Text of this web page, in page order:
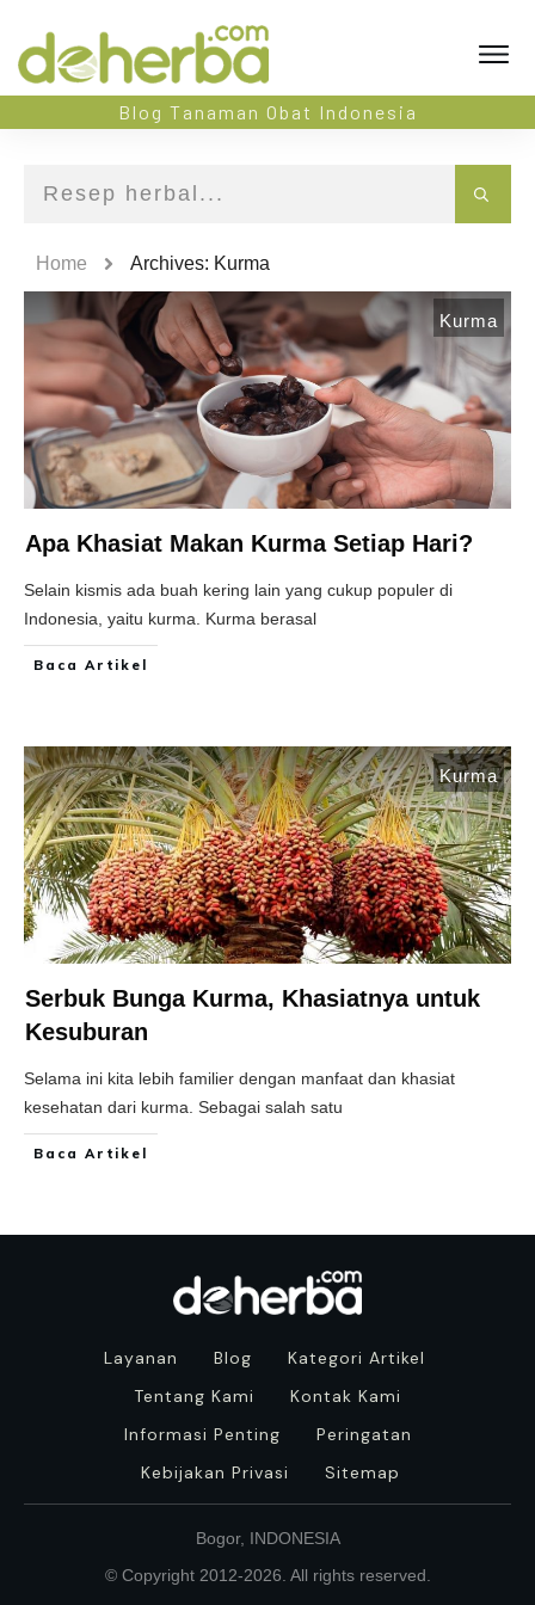
Blog Tanaman Obat Indonesia
Home Archives: Kurma
Kurma
Apa Khasiat Makan Kurma Setiap Hari?
Selain kismis ada buah kering lain yang cukup populer di
Indonesia, yaitu kurma. Kurma berasal
Baca Artikel
Kurma
Serbuk Bunga Kurma, Khasiatnya untuk
Kesuburan
Selama ini kita lebih familier dengan manfaat dan khasiat
kesehatan dari kurma. Sebagai salah satu
Baca Artikel
Layanan Blog
Kategori Artikel
Tentang Kami
Kontak Kami
Informasi Penting
Peringatan
Kebijakan Privasi
Sitemap
Bogor, INDONESIA
© Copyright 2012-2026 . All rights reserved.